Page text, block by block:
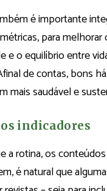
é importante
para melhorar
e o equilíbrio entre
de contas, bons
mais saudável e
indicadores
a rotina, os
é natural que